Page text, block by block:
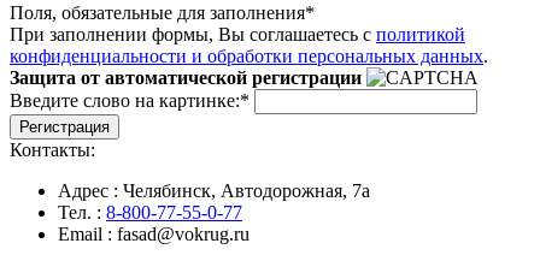
Поля, обязательные для заполнения*
При заполнении формы, Вы соглашаетесь с политикой
конфиденциальности и обработки персональных данных.
Защита от автоматической регистрации
Введите слово на картинке:*
Регистрация
Контакты:
Адрес : Челябинск, Автодорожная, 7а
Тел. : 8-800-77-55-0-77
Email : fasad@vokrug.ru